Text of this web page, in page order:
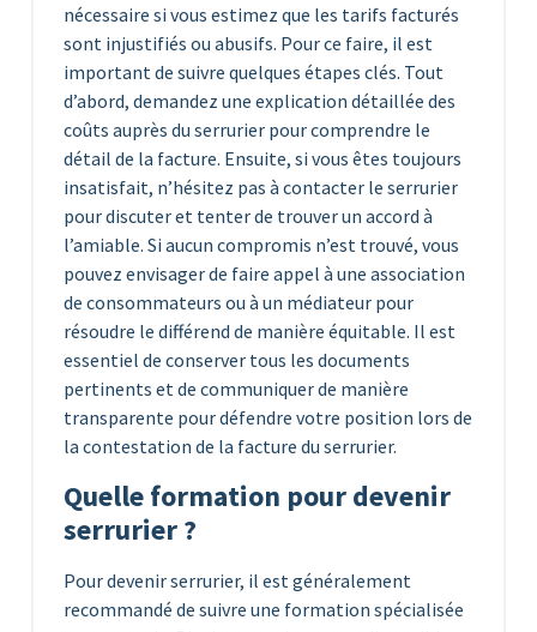
nécessaire si vous estimez que les tarifs facturés
sont injustifiés ou abusifs. Pour ce faire, il est
important de suivre quelques étapes clés. Tout
d’abord, demandez une explication détaillée des
coûts auprès du serrurier pour comprendre le
détail de la facture. Ensuite, si vous êtes toujours
insatisfait, n’hésitez pas à contacter le serrurier
pour discuter et tenter de trouver un accord à
l’amiable. Si aucun compromis n’est trouvé, vous
pouvez envisager de faire appel à une association
de consommateurs ou à un médiateur pour
résoudre le différend de manière équitable. Il est
essentiel de conserver tous les documents
pertinents et de communiquer de manière
transparente pour défendre votre position lors de
la contestation de la facture du serrurier.
Quelle formation pour devenir
serrurier ?
Pour devenir serrurier, il est généralement
recommandé de suivre une formation spécialisée